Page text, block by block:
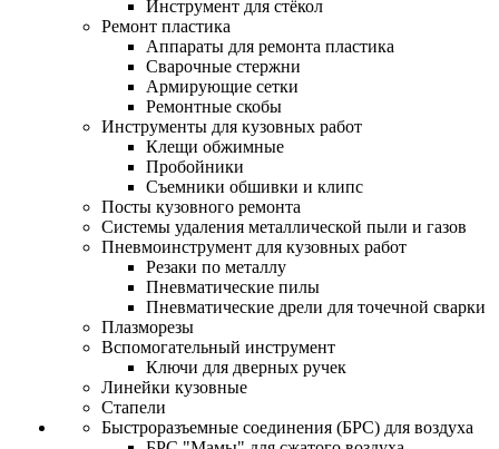
Инструмент для стёкол
Ремонт пластика
Аппараты для ремонта пластика
Сварочные стержни
Армирующие сетки
Ремонтные скобы
Инструменты для кузовных работ
Клещи обжимные
Пробойники
Съемники обшивки и клипс
Посты кузовного ремонта
Системы удаления металлической пыли и газов
Пневмоинструмент для кузовных работ
Резаки по металлу
Пневматические пилы
Пневматические дрели для точечной сварки
Плазморезы
Вспомогательный инструмент
Ключи для дверных ручек
Линейки кузовные
Стапели
Быстроразъемные соединения (БРС) для воздуха